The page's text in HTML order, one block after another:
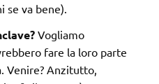
va bene).
Vogliamo
fare la loro parte
Venire? Anzitutto,